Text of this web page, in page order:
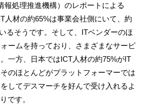
報処理推進機構）のレポートによる
人材の約65%は事業会社側にいて、約
るそうです。そして、ITベンダーのほ
ームを持っており、さまざまなサービ
一方、日本ではICT人材の約75%がIT
のほとんどがプラットフォーマーでは
してデスマーチを好んで受け入れるよ
です。